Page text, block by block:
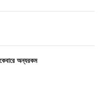
অন্যরকম